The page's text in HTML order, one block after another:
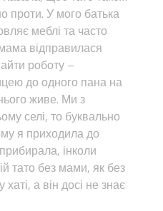
проти. У мого батька
меблі та часто
відправилася
роботу –
до одного пана на
живе. Ми з
селі, то буквально
я приходила до
інколи
тато без мами, як без
а він досі не знає